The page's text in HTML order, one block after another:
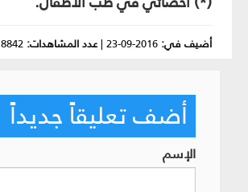
أضيف في: 2016-09-23
|عدد المشاهدات: 8842
أضف تعليقاً جديداً
الإسم